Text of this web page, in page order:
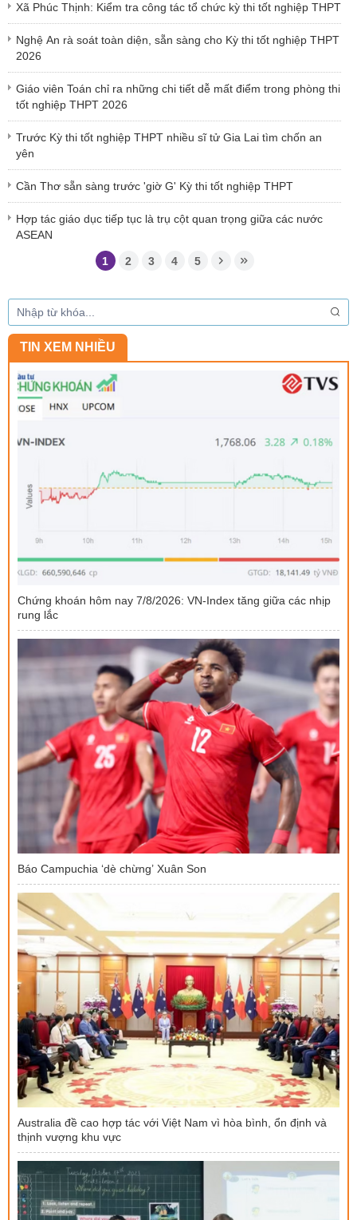
Xã Phúc Thịnh: Kiểm tra công tác tổ chức kỳ thi tốt nghiệp THPT
Nghệ An rà soát toàn diện, sẵn sàng cho Kỳ thi tốt nghiệp THPT
2026
Giáo viên Toán chỉ ra những chi tiết dễ mất điểm trong phòng thi
tốt nghiệp THPT 2026
Trước Kỳ thi tốt nghiệp THPT nhiều sĩ tử Gia Lai tìm chốn an
yên
Cần Thơ sẵn sàng trước 'giờ G' Kỳ thi tốt nghiệp THPT
Hợp tác giáo dục tiếp tục là trụ cột quan trọng giữa các nước
ASEAN
1 2 3 4 5
TIN XEM NHIỀU
Chứng khoán hôm nay 7/8/2026: VN-Index tăng giữa các nhịp
rung lắc
Báo Campuchia ‘dè chừng’ Xuân Son
Australia đề cao hợp tác với Việt Nam vì hòa bình, ổn định và
thịnh vượng khu vực